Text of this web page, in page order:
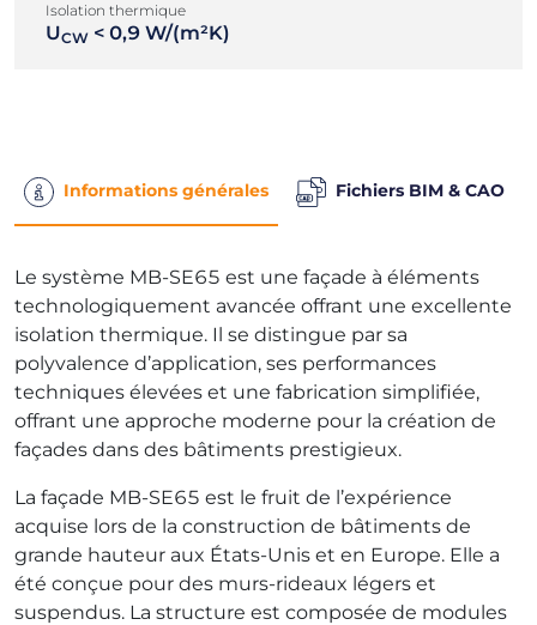
Isolation thermique
UCW < 0,9 W/(m²K)
Informations générales Fichiers BIM & CAO
Le système MB-SE65 est une façade à éléments
technologiquement avancée offrant une excellente
isolation thermique. Il se distingue par sa
polyvalence d’application, ses performances
techniques élevées et une fabrication simplifiée,
offrant une approche moderne pour la création de
façades dans des bâtiments prestigieux.
La façade MB-SE65 est le fruit de l’expérience
acquise lors de la construction de bâtiments de
grande hauteur aux États-Unis et en Europe. Elle a
été conçue pour des murs-rideaux légers et
suspendus. La structure est composée de modules